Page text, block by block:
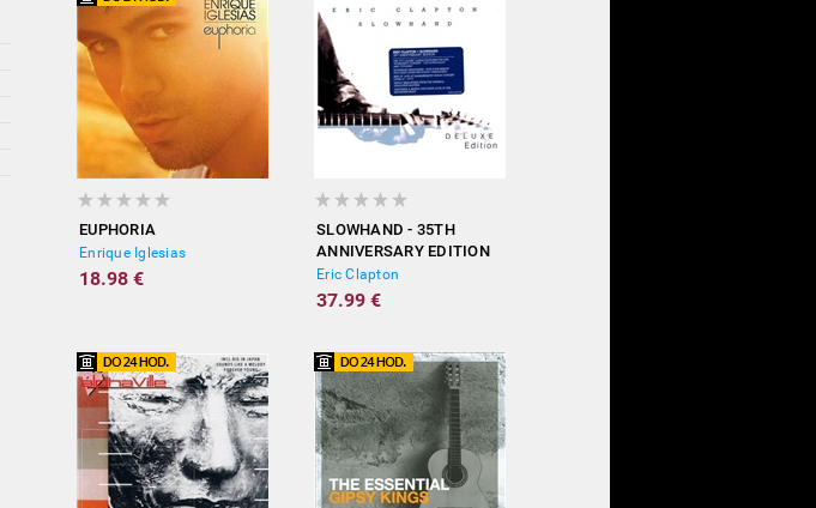
EUPHORIA
Enrique Iglesias
18.98 €
SLOWHAND - 35TH
ANNIVERSARY EDITION
(DELUXE)
Eric Clapton
37.99 €